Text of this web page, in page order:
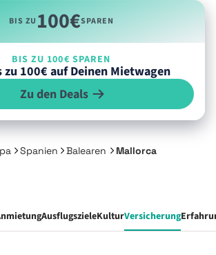
BIS ZU100€SPAREN
BIS ZU 100€ SPAREN
zu 100€ auf Deinen Mietwagen
Zu den Deals
Spanien Balearen Mallorca
AusflugszieleKulturVersicherung